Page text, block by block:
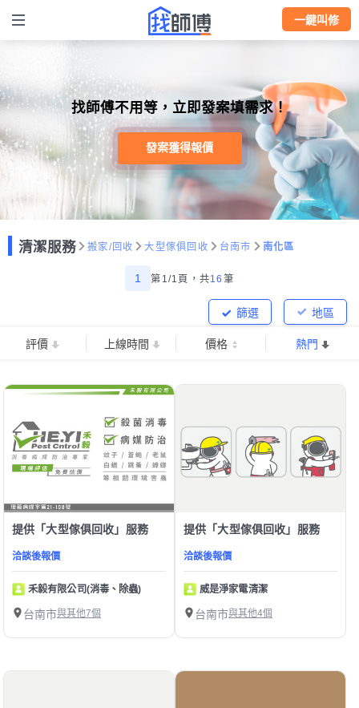
一鍵叫修
找師傅不用等，立即發案填需求！
發案獲得報價
清潔服務 搬家/回收 大型傢俱回收 台南市 南化區
1 第1/1頁， 共16 筆
地區
篩選
評價 上線時間 價格 熱門
提供「大型傢俱回收」服務
洽談後報價
禾毅有限公司(消毒、除蟲)
台南市與其他7個
提供「大型傢俱回收」服務
洽談後報價
威是淨家電清潔
台南市與其他4個